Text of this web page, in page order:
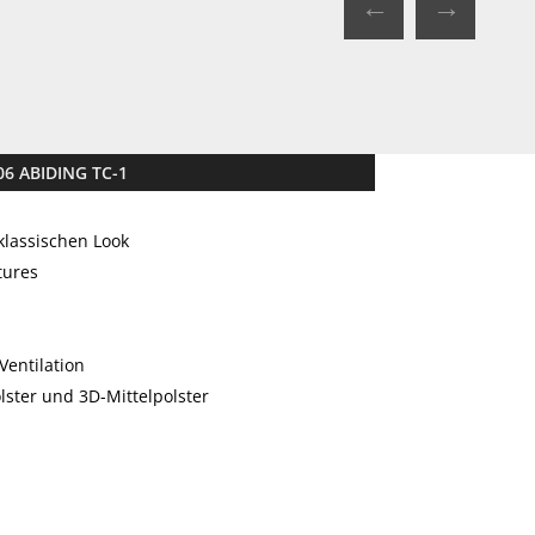
ABIDING TC-1
Look
und 3D-Mittelpolster